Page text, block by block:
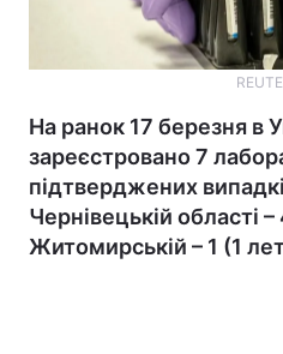
На ранок 17 березня в
зареєстровано 7
підтверджених
Чернівецькій області –
Житомирській – 1 (1